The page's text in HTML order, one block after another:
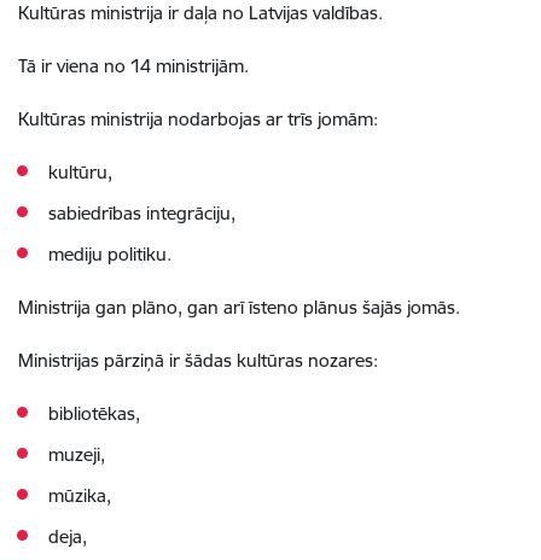
Kultūras ministrija ir daļa no Latvijas valdības.
Tā ir viena no 14 ministrijām.
Kultūras ministrija nodarbojas ar trīs jomām:
kultūru,
sabiedrības integrāciju,
mediju politiku.
Ministrija gan plāno, gan arī īsteno plānus šajās jomās.
Ministrijas pārziņā ir šādas kultūras nozares:
bibliotēkas,
muzeji,
mūzika,
deja,